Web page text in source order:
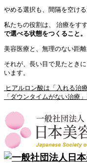
やめる選択も、間隔を空け
私たちの役割は、 治療をす
で選べる状態をつくること。
美容医療と、無理のない距離
それが、長い目で見たとき
います。
ヒアルロン酸は「入れる治
「ダウンタイムがない治療